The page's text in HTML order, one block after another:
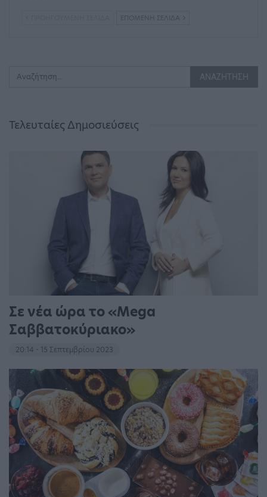
ΕΠΌΜΕΝΗ ΣΕΛΊΔΑ
Τελευταίες Δημοσιεύσεις
Σε νέα ώρα το «Mega
Σαββατοκύριακο»
20:14 - 15 Σεπτεμβρίου 2023